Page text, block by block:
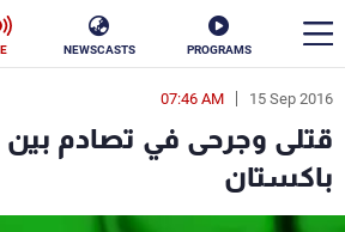
PROGRAMS
NEWSCASTS
15 Sep 2016
07:46 AM
قتلى وجرحى في تصادم
باكستان
en
الأخبار
سياسة ناس